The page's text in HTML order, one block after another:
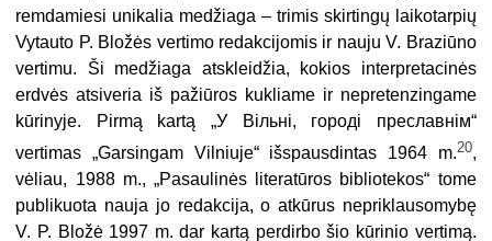
remdamiesi unikalia medžiaga – trimis skirtingų laikotarpių
Vytauto P. Bložės vertimo redakcijomis ir nauju V. Braziūno
vertimu. Ši medžiaga atskleidžia, kokios interpretacinės
erdvės atsiveria iš pažiūros kuk­liame ir nepretenzingame
kūrinyje. Pirmą kartą „У Вільні, городі пре­­славнім“
vertimas „Garsingam Vilniuje“ išspausdintas 1964 m.20,
vėliau, 1988 m., „Pasaulinės literatūros bibliotekos“ tome
publikuota nauja jo redakcija, o atkūrus nepriklausomybę
V. P. Bložė 1997 m. dar kartą perdirbo šio kūrinio vertimą.